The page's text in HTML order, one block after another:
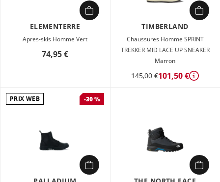
ELEMENTERRE
Apres-skis Homme Vert
74,95 €
TIMBERLAND
Chaussures Homme SPRINT
TREKKER MID LACE UP SNEAKER
Marron
145,00 €101,50 € Détails
PRIX WEB -30 %